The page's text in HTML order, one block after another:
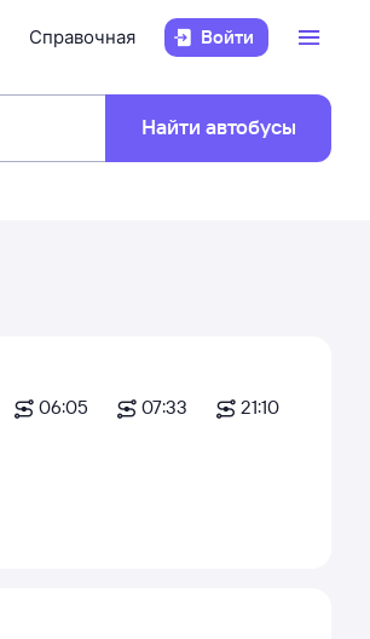
Справочная Войти
Найти автобусы
06:05 07:33 21:10